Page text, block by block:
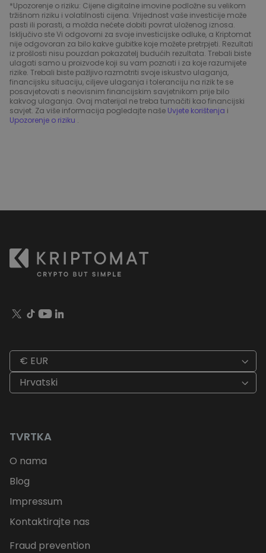
*Upozorenje o riziku: Cijene digitalne imovine podložne su velikom
tržišnom riziku i volatilnosti cijena. Vrijednost vaše investicije može
pasti ili porasti, a možda nećete dobiti povrat uloženog iznosa.
Isključivo ste Vi odgovorni za svoje investicijske odluke, a Kriptomat
nije odgovoran za bilo kakve gubitke koje možete pretrpjeti. Rezultati
iz prošlosti nisu pouzdan pokazatelj budućih rezultata. Trebali biste
ulagati samo u proizvode koji su vam poznati i za koje razumijete
rizike. Trebali biste pažljivo razmotriti svoje iskustvo ulaganja,
financijsku situaciju, ciljeve ulaganja i toleranciju na rizik te se
posavjetovati s neovisnim financijskim savjetnikom prije bilo
kakvog ulaganja. Ovaj materijal ne treba tumačiti kao financijski
savjet. Za više informacija pogledajte naše Uvjete korištenja i
Upozorenje o riziku .
€ EUR
Hrvatski
TVRTKA
O nama
Blog
Impressum
Kontaktirajte nas
Fraud prevention